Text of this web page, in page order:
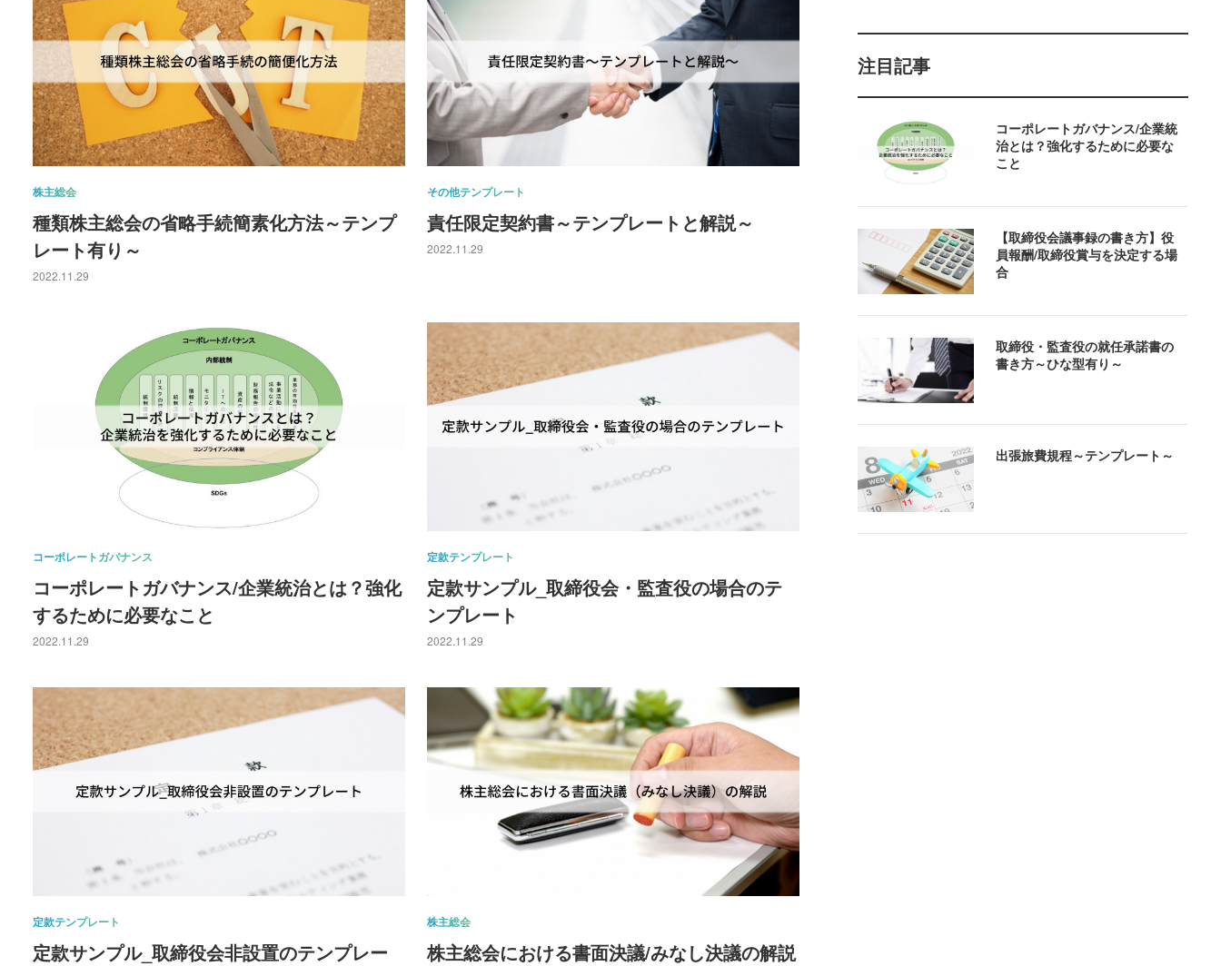
株主総会
種類株主総会の省略手続簡素化方法～テンプ
レート有り～
2022.11.29
その他テンプレート
責任限定契約書～テンプレートと解説～
2022.11.29
コーポレートガバナンス
コーポレートガバナンス/企業統治とは？強化
するために必要なこと
2022.11.29
定款テンプレート
定款サンプル_取締役会・監査役の場合のテ
ンプレート
2022.11.29
定款テンプレート
定款サンプル_取締役会非設置のテンプレー
株主総会
株主総会における書面決議/みなし決議の解説
注目記事
コーポレートガバナンス/企業統
治とは？強化するために必要な
こと
【取締役会議事録の書き方】役
員報酬/取締役賞与を決定する場
合
取締役・監査役の就任承諾書の
書き方～ひな型有り～
出張旅費規程～テンプレート～